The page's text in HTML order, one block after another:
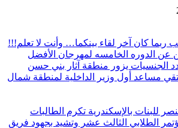
ربما كان آخر لقاء بينكما… وأنت لا تعلم!!!
عن الدوره الخامسه لمهرجان الأفضل
الجنسيات يزور منطقة آثار بني حسن
مساعد أول وزير الداخلية لمنطقة شمال
للبنات بالإسكندرية تكرم الطالبات
الطلابي الثالث عشر وتشيد بجهود فريق